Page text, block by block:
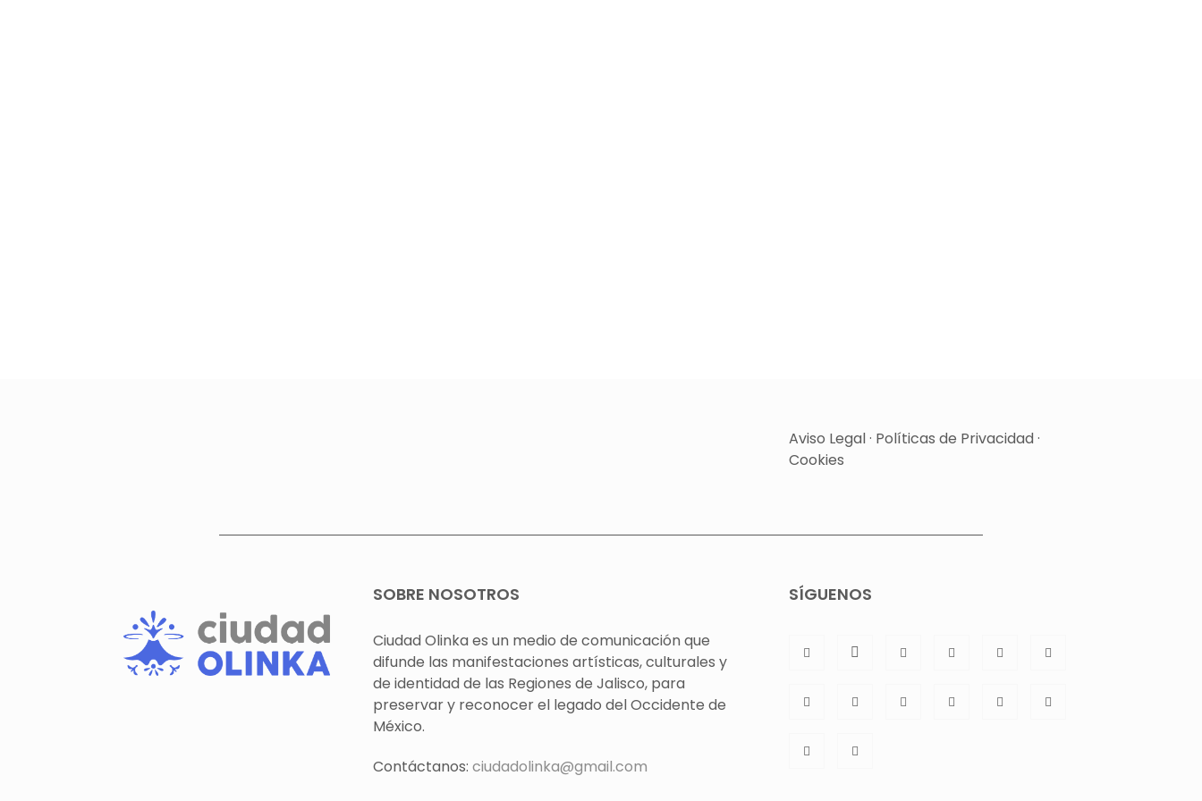
Aviso Legal· Políticas de Privacidad·
Cookies
SOBRE NOSOTROS
Ciudad Olinka es un medio de comunicación que
difunde las manifestaciones artísticas, culturales y
de identidad de las Regiones de Jalisco, para
preservar y reconocer el legado del Occidente de
México.
Contáctanos: ciudadolinka@gmail.com
SÍGUENOS